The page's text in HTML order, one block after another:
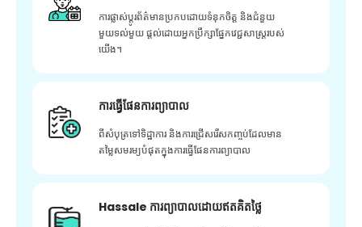
ការផ្លាស់ប្តូរព័ត៌មានប្រកបដោយទំនុកចិត្ត និងជំនួយ
មួយទល់មួយ ផ្តល់ដោយអ្នកប្រឹក្សាផ្នែកវេជ្ជសាស្រ្តរបស់
យើង។
ការធ្វើផែនការព្យាបាល
ពីសំបុត្រទៅទិដ្ឋាការ និងការជ្រើសរើសកញ្ចប់ដែលមាន
តម្លៃសមរម្យបំផុតក្នុងការធ្វើផែនការព្យាបាល
Hassale ការព្យាបាលដោយឥតគិតថ្លៃ